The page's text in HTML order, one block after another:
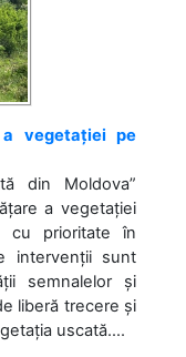
vegetației pe
din Moldova”
a vegetației
cu prioritate în
intervenții sunt
semnalelor și
liberă trecere și
uscată....